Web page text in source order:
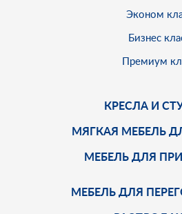
Эконом
Бизнес
Премиум
КРЕСЛА И
МЯГКАЯ МЕБЕЛЬ
МЕБЕЛЬ ДЛЯ
МЕБЕЛЬ ДЛЯ